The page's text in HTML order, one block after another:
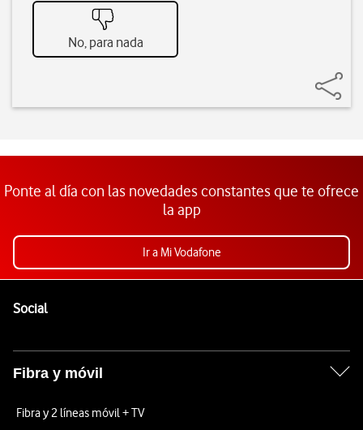
No, para nada
Ponte al día con las novedades constantes que te ofrece
la app
Ir a Mi Vodafone
SocialEnlaces a las redes sociales de Vodafone
Fibra y móvil
Fibra y 2 líneas móvil + TV